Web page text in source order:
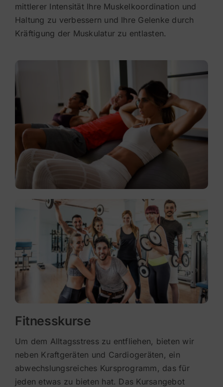
mittlerer Intensität Ihre Muskelkoordination und
Haltung zu verbessern und Ihre Gelenke durch
Kräftigung der Muskulatur zu entlasten.
Fitnesskurse
Um dem Alltagsstress zu entfliehen, bieten wir
neben Kraftgeräten und Cardiogeräten, ein
abwechslungsreiches Kursprogramm, das für
jeden etwas zu bieten hat. Das Kursangebot